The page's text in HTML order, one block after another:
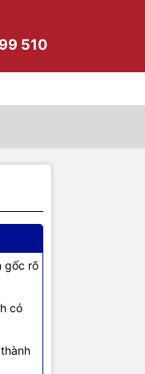
510
gốc rõ
có